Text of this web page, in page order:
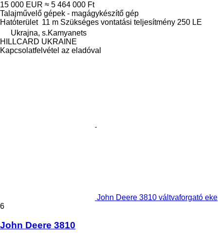
15 000 EUR ≈ 5 464 000 Ft
Talajművelő gépek - magágykészítő gép
Hatóterület 11 m Szükséges vontatási teljesítmény 250 LE
Ukrajna, s.Kamyanets
HILLCARD UKRAINE
Kapcsolatfelvétel az eladóval
John Deere 3810 váltvaforgató eke
6
John Deere 3810